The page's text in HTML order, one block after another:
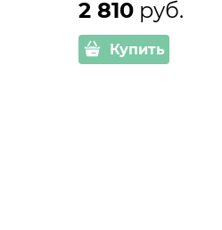
2 810 руб.
Купить